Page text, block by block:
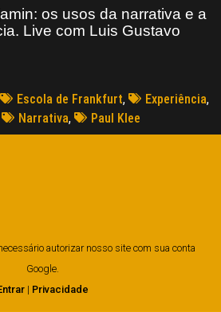
os usos da narrativa e a
Live com Luis Gustavo
Escola de Frankfurt, Experiência,
Narrativa, Paul Klee
autorizar nosso site com sua conta
Google.
| Privacidade